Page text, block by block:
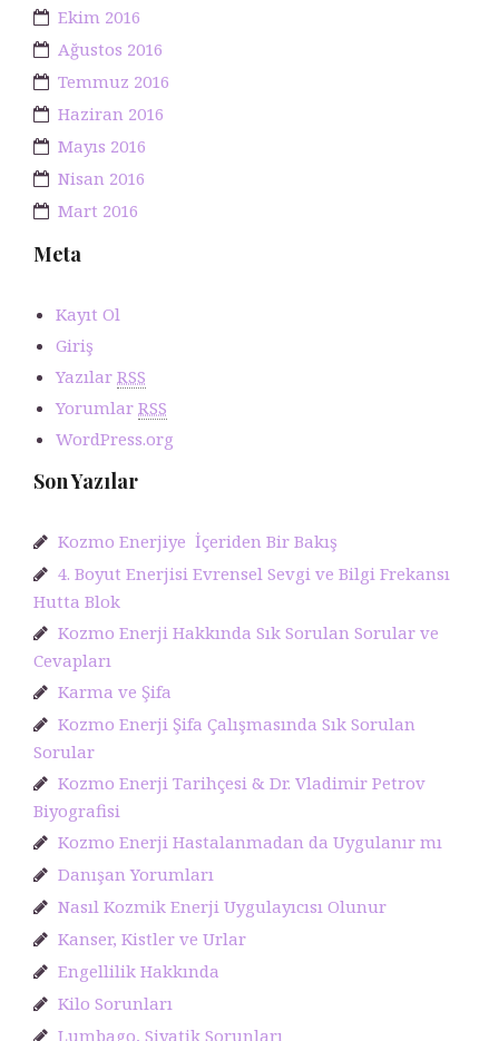
Ekim 2016
Ağustos 2016
Temmuz 2016
Haziran 2016
Mayıs 2016
Nisan 2016
Mart 2016
Meta
Kayıt Ol
Giriş
Yazılar RSS
Yorumlar RSS
WordPress.org
Son Yazılar
Kozmo Enerjiye İçeriden Bir Bakış
4. Boyut Enerjisi Evrensel Sevgi ve Bilgi Frekansı
Hutta Blok
Kozmo Enerji Hakkında Sık Sorulan Sorular ve
Cevapları
Karma ve Şifa
Kozmo Enerji Şifa Çalışmasında Sık Sorulan
Sorular
Kozmo Enerji Tarihçesi & Dr. Vladimir Petrov
Biyografisi
Kozmo Enerji Hastalanmadan da Uygulanır mı
Danışan Yorumları
Nasıl Kozmik Enerji Uygulayıcısı Olunur
Kanser, Kistler ve Urlar
Engellilik Hakkında
Kilo Sorunları
Lumbago, Siyatik Sorunları